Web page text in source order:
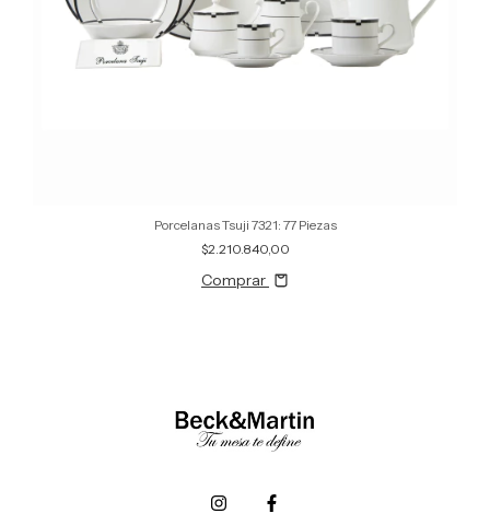
Porcelanas Tsuji 7321: 77 Piezas
$2.210.840,00
Comprar